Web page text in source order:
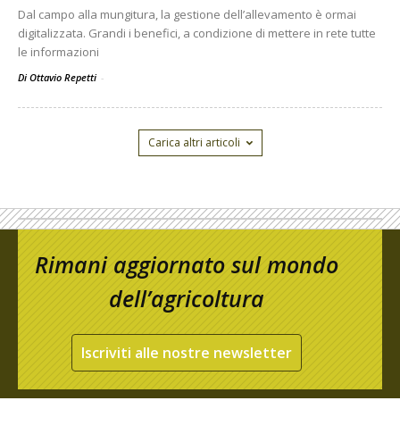
Dal campo alla mungitura, la gestione dell’allevamento è ormai
digitalizzata. Grandi i benefici, a condizione di mettere in rete tutte
le informazioni
Di Ottavio Repetti -
Carica altri articoli
Rimani aggiornato sul mondo
dell’agricoltura
Iscriviti alle nostre newsletter